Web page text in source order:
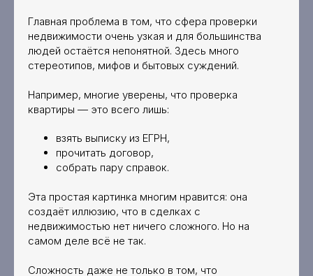
Главная проблема в том, что сфера проверки
недвижимости очень узкая и для большинства
людей остаётся непонятной. Здесь много
стереотипов, мифов и бытовых суждений.
Например, многие уверены, что проверка
квартиры — это всего лишь:
взять выписку из ЕГРН,
прочитать договор,
собрать пару справок.
Эта простая картинка многим нравится: она
создаёт иллюзию, что в сделках с
недвижимостью нет ничего сложного. Но на
самом деле всё не так.
Сложность даже не только в том, что